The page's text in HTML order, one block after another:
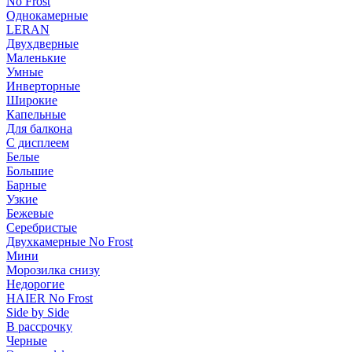
Однокамерные
LERAN
Двухдверные
Маленькие
Умные
Инверторные
Широкие
Капельные
Для балкона
С дисплеем
Белые
Большие
Барные
Узкие
Бежевые
Серебристые
Двухкамерные No Frost
Мини
Морозилка снизу
Недорогие
HAIER No Frost
Side by Side
В рассрочку
Черные